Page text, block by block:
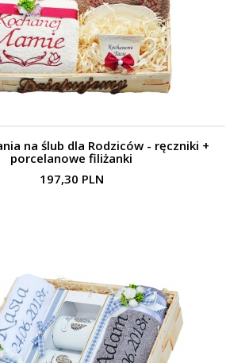
na ślub dla Rodziców - ręczniki +
porcelanowe filiżanki
197,30 PLN